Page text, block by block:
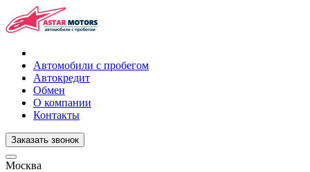
Автомобили с пробегом
Автокредит
Обмен
О компании
Контакты
Заказать звонок
Москва